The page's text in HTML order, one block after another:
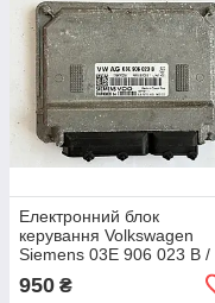
Електронний блок
керування Volkswagen
Siemens 03E 906 023 B /
03E906023B / 5WP40808
950 ₴